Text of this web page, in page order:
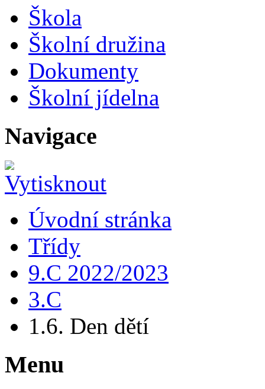
Škola
Školní družina
Dokumenty
Školní jídelna
Navigace
Úvodní stránka
Třídy
9.C 2022/2023
3.C
1.6. Den dětí
Menu